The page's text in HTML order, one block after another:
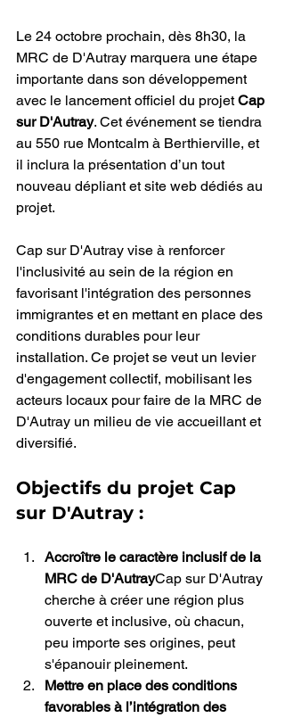
Le 24 octobre prochain, dès 8h30, la
MRC de D'Autray marquera une étape
importante dans son développement
avec le lancement officiel du projet Cap
sur D'Autray. Cet événement se tiendra
au 550 rue Montcalm à Berthierville, et
il inclura la présentation d’un tout
nouveau dépliant et site web dédiés au
projet.
Cap sur D'Autray vise à renforcer
l'inclusivité au sein de la région en
favorisant l'intégration des personnes
immigrantes et en mettant en place des
conditions durables pour leur
installation. Ce projet se veut un levier
d'engagement collectif, mobilisant les
acteurs locaux pour faire de la MRC de
D'Autray un milieu de vie accueillant et
diversifié.
Objectifs du projet Cap
sur D'Autray :
Accroître le caractère inclusif de la
MRC de D'AutrayCap sur D'Autray
cherche à créer une région plus
ouverte et inclusive, où chacun,
peu importe ses origines, peut
s'épanouir pleinement.
Mettre en place des conditions
favorables à l’intégration des